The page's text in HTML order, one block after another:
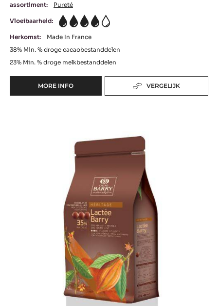
assortiment: Pureté
Vloeibaarheid:
4
Herkomst:
Made In France
38% Min. % droge cacaobestanddelen
23% Min. % droge melkbestanddelen
MORE INFO
-
VERGELIJK